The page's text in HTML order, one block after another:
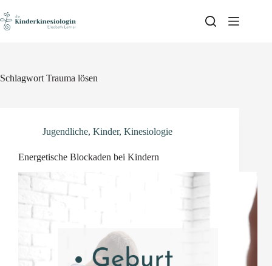
to
content
Schlagwort Trauma lösen
Jugendliche, Kinder, Kinesiologie
Energetische Blockaden bei Kindern